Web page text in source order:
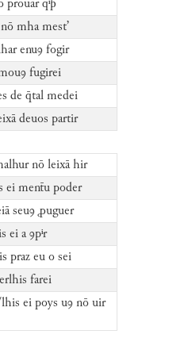
prouar qⁱƥ
mha mest’
enuꝯ fogir
fugirei
de q̄tal medei
deuos partir
nō leixā hir
ei ment̄u poder
seuꝯ ꝓuguer
ei a ꝯpⁱr
praz eu o sei
farei
ei poys uꝯ nō uir